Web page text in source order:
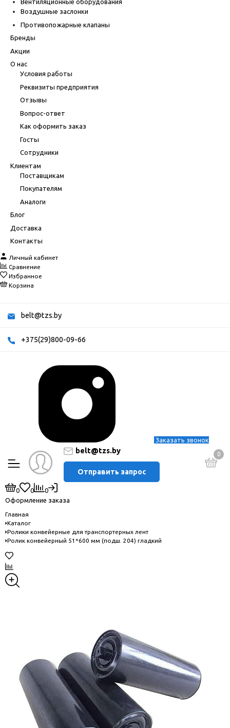
Вентиляционные оборудования
Воздушные заслонки
Противопожарные клапаны
Бренды
Акции
О нас
Условия работы
Реквизиты предприятия
Отзывы
Вопрос-ответ
Как оформить заказ
Госты
Сотрудники
Клиентам
Поставщикам
Покупателям
Аналоги
Блог
Доставка
Контакты
Личный кабинет
Сравнение
Избранное
Корзина
belt@tzs.by
+375(29)800-09-66
Заказать звонок
belt@tzs.by
Отправить запрос
0
0 0
0
Оформление заказа
Главная
Каталог
Ролики конвейерные для транспортерных лент
Ролик конвейерный 51*600 мм (подш. 204) гладкий